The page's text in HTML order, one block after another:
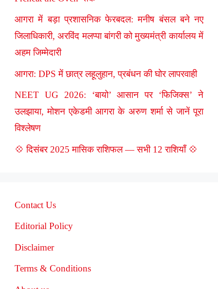
आगरा में बड़ा प्रशासनिक फेरबदल: मनीष बंसल बने नए
जिलाधिकारी, अरविंद मलप्पा बांगरी को मुख्यमंत्री कार्यालय में
अहम जिम्मेदारी
आगरा: DPS में छात्र लहूलुहान, प्रबंधन की घोर लापरवाही
NEET UG 2026: ‘बायो’ आसान पर ‘फिजिक्स’ ने
उलझाया, मोशन एकेडमी आगरा के अरुण शर्मा से जानें पूरा
विश्लेषण
💠 दिसंबर 2025 मासिक राशिफल — सभी 12 राशियाँ 💠
Contact Us
Editorial Policy
Disclaimer
Terms & Conditions